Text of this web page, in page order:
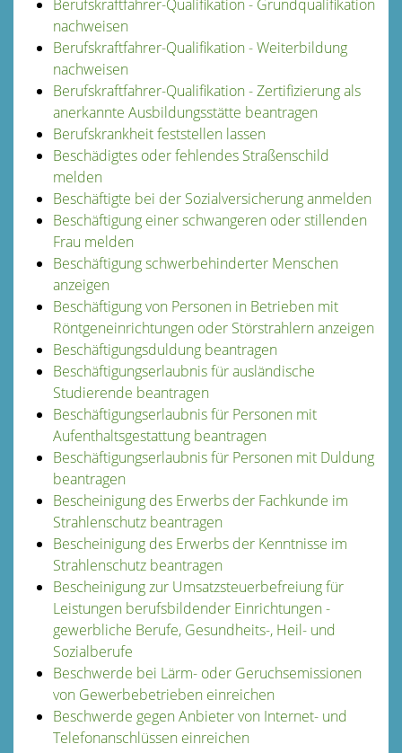
Berufskraftfahrer-Qualifikation - Grundqualifikation
nachweisen
Berufskraftfahrer-Qualifikation - Weiterbildung
nachweisen
Berufskraftfahrer-Qualifikation - Zertifizierung als
anerkannte Ausbildungsstätte beantragen
Berufskrankheit feststellen lassen
Beschädigtes oder fehlendes Straßenschild
melden
Beschäftigte bei der Sozialversicherung anmelden
Beschäftigung einer schwangeren oder stillenden
Frau melden
Beschäftigung schwerbehinderter Menschen
anzeigen
Beschäftigung von Personen in Betrieben mit
Röntgeneinrichtungen oder Störstrahlern anzeigen
Beschäftigungsduldung beantragen
Beschäftigungserlaubnis für ausländische
Studierende beantragen
Beschäftigungserlaubnis für Personen mit
Aufenthaltsgestattung beantragen
Beschäftigungserlaubnis für Personen mit Duldung
beantragen
Bescheinigung des Erwerbs der Fachkunde im
Strahlenschutz beantragen
Bescheinigung des Erwerbs der Kenntnisse im
Strahlenschutz beantragen
Bescheinigung zur Umsatzsteuerbefreiung für
Leistungen berufsbildender Einrichtungen -
gewerbliche Berufe, Gesundheits-, Heil- und
Sozialberufe
Beschwerde bei Lärm- oder Geruchsemissionen
von Gewerbebetrieben einreichen
Beschwerde gegen Anbieter von Internet- und
Telefonanschlüssen einreichen